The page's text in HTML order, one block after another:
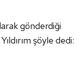
gönderdiği
şöyle dedi: